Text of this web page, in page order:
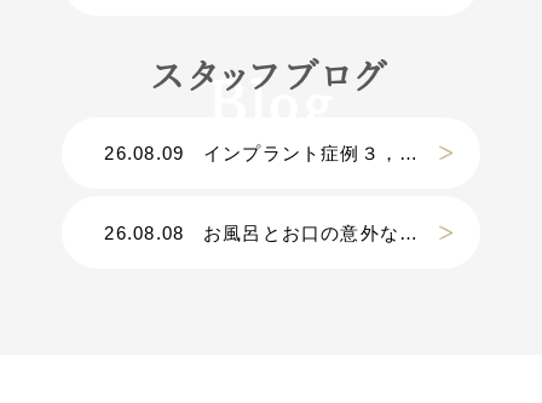
スタッフブログ
26.08.09 インプラント症例３，０００件以上｜Ｄｒ.松原の手術に密着【密着第④弾】
26.08.08 お風呂とお口の意外な関係